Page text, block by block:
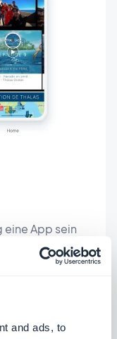
and ads, to
eine App sein
er ein Start-